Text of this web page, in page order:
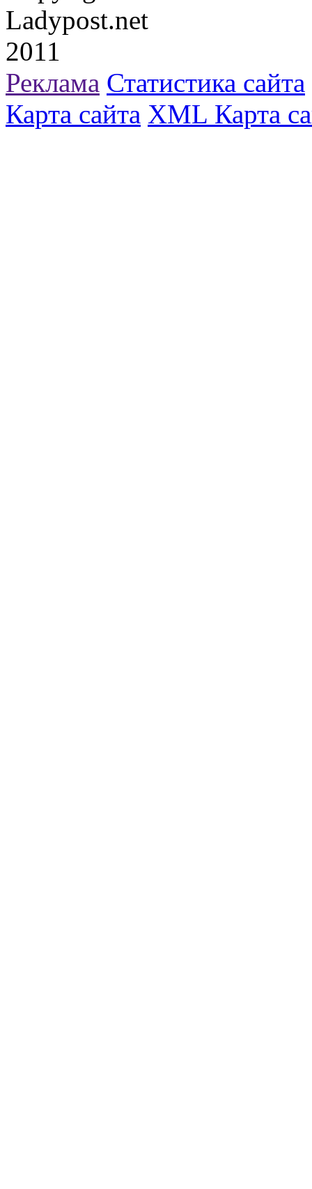
Ladypost.net
2011
Реклама Статистика сайта
Карта сайта XML Карта